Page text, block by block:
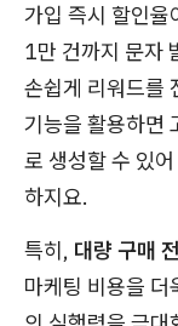
가입 즉시 할인율
1만 건까지 문자
손쉽게 리워드를
기능을 활용하면
로 생성할 수 있
하지요.
특히, 대량 구매
마케팅 비용을